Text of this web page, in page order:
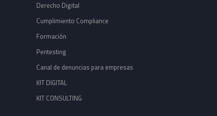
Derecho Digital
Cumplimiento Compliance
Formación
Pentesting
Canal de denuncias para empresas
KIT DIGITAL
KIT CONSULTING